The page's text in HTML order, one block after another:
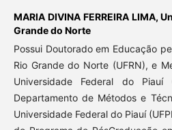
MARIA DIVINA FERREIRA LIMA,
Grande do Norte
Possui Doutorado em Educação
Rio Grande do Norte (UFRN), e
Universidade Federal do
Departamento de Métodos e
Universidade Federal do Piauí